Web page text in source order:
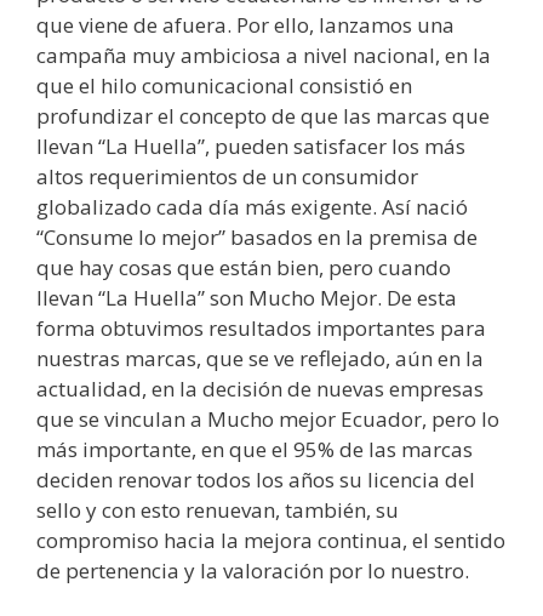
que viene de afuera. Por ello, lanzamos una
campaña muy ambiciosa a nivel nacional, en la
que el hilo comunicacional consistió en
profundizar el concepto de que las marcas que
llevan “La Huella”, pueden satisfacer los más
altos requerimientos de un consumidor
globalizado cada día más exigente. Así nació
“Consume lo mejor” basados en la premisa de
que hay cosas que están bien, pero cuando
llevan “La Huella” son Mucho Mejor. De esta
forma obtuvimos resultados importantes para
nuestras marcas, que se ve reflejado, aún en la
actualidad, en la decisión de nuevas empresas
que se vinculan a Mucho mejor Ecuador, pero lo
más importante, en que el 95% de las marcas
deciden renovar todos los años su licencia del
sello y con esto renuevan, también, su
compromiso hacia la mejora continua, el sentido
de pertenencia y la valoración por lo nuestro.